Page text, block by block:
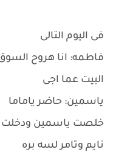
فى اليوم التالى
فاطمه: انا هروح
البيت عما اجى
ياسمين: حاضر ياماما
خلصت ياسمين ودخلت
نايم وتامر لسه بره